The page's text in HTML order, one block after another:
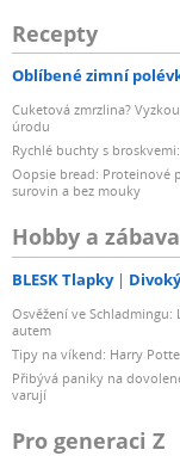
Recepty
Oblíbené zimní
Cuketová zmrzlina?
úrodu
Rychlé buchty s
Oopsie bread: Proteinové
surovin a bez mouky
Hobby a zábava
BLESK Tlapky
Osvěžení ve
autem
Tipy na víkend: Harry
Přibývá paniky na
varují
Pro generaci Z